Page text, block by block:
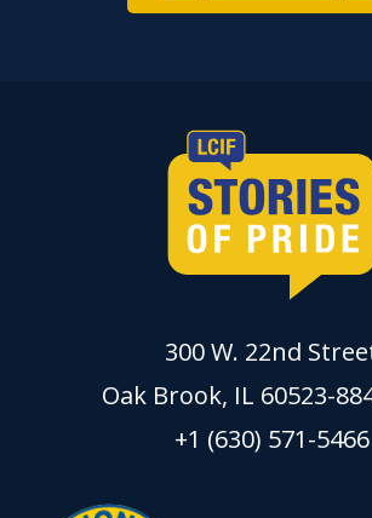
300 W. 22nd
Oak Brook, IL 60523-
+1 (630) 571-5466